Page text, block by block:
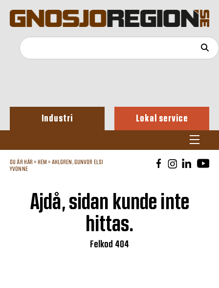
Industri Lokal service
DU ÄR HÄR » HEM » AHLGREN, GUNVOR ELSI
YVONNE
Ajdå, sidan kunde inte
hittas.
Felkod 404